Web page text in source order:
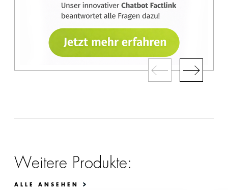
Weitere Produkte:
ALLE ANSEHEN